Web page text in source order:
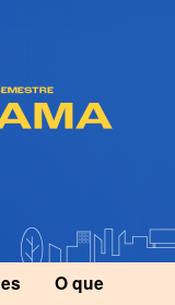
O que